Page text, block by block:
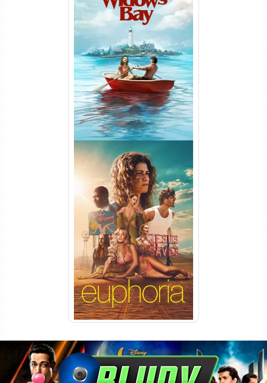
O Segredo de Widow’s Bay
1ª Temporada Torrent (2026)
WEB-DL 1080p Dual Áudio
Euphoria 3ª Temporada
Torrent (2026) WEB-DL 1080p
Dual Áudio